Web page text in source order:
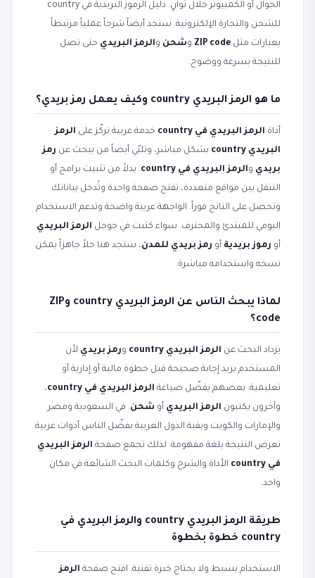
الجوال أو الكمبيوتر خلال ثوانٍ. دليل الرموز البريدية في country
للشحن والتجارة الإلكترونية. ستجد أيضاً شرحاً عملياً مرتبطاً
بعبارات مثل ZIP code وشحن والرمز البريدي حتى تصل
للنتيجة بسرعة ووضوح.
ما هو الرمز البريدي country وكيف يعمل رمز بريدي؟
أداة الرمز البريدي في country خدمة عربية تركّز على الرمز
البريدي country
بشكل مباشر، وتلبّي أيضاً من يبحث عن رمز
بريدي والرمز البريدي في country
. بدلاً من تثبيت برامج أو
التنقل بين مواقع متعددة، تفتح صفحة واحدة وتُدخل بياناتك
وتحصل على الناتج فوراً. الواجهة عربية واضحة وتدعم الاستخدام
اليومي للمبتدئ والمحترف. سواء كتبت في جوجل الرمز البريدي
أو رموز بريدية أو رمز بريدي للمدن، ستجد هنا حلاً جاهزاً يمكن
نسخه واستخدامه مباشرة.
لماذا يبحث الناس عن الرمز البريدي country وZIP
code؟
يزداد البحث عن الرمز البريدي country ورمز بريدي لأن
المستخدم يريد إجابة صحيحة قبل خطوة مالية أو إدارية أو
تعليمية. بعضهم يفضّل صياغة الرمز البريدي في country
،
وآخرون يكتبون الرمز البريدي أو شحن. في السعودية ومصر
والإمارات والكويت وبقية الدول العربية يفضّل الناس أدوات عربية
تعرض النتيجة بلغة مفهومة. لذلك تجمع صفحة الرمز البريدي
في country
الأداة والشرح وكلمات البحث الشائعة في مكان
واحد.
طريقة الرمز البريدي country والرمز البريدي في
country خطوة بخطوة
الاستخدام بسيط ولا يحتاج خبرة تقنية. افتح صفحة الرمز